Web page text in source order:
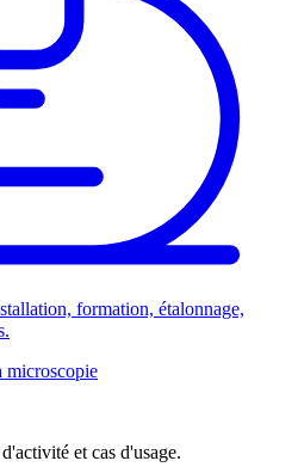
formation, étalonnage,
microscopie
et cas d'usage.